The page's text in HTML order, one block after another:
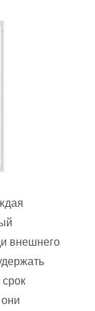
внешнего